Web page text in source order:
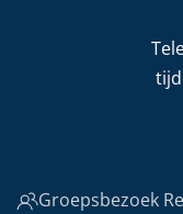
Groepsbezoek